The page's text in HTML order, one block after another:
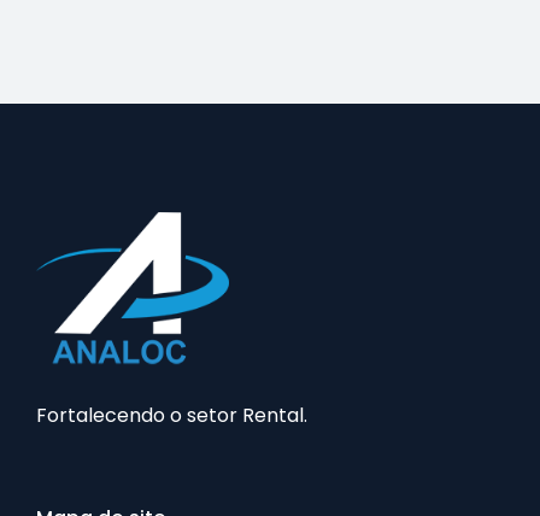
Fortalecendo o setor Rental.